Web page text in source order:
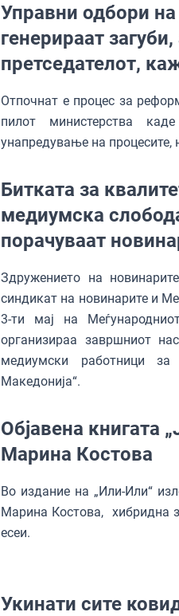
Управни одбори на
генерираат
претседателот,
Oтпочнат е процес за
пилот министерства
унапредување на
Битката за
медиумска
порачуваат
Здружението на
синдикат на новинарите и
3-ти мај на
организираа завршниот
медиумски работници за
Македонија“.
Објавена книгата
Марина Костова
Во издание на „Или-Или“
Марина Костова, хибридна
есеи.
Укинати сите